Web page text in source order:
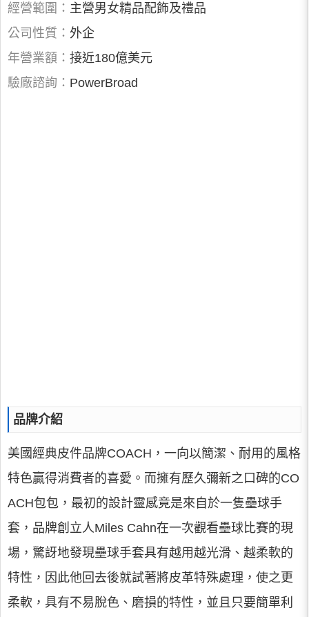
經營範圍： 主營男女精品配飾及禮品
公司性質： 外企
年營業額： 接近180億美元
驗廠諮詢： PowerBroad
品牌介紹
美國經典皮件品牌COACH，一向以簡潔、耐用的風格
特色贏得消費者的喜愛。而擁有歷久彌新之口碑的CO
ACH包包，最初的設計靈感竟是來自於一隻壘球手
套，品牌創立人Miles Cahn在一次觀看壘球比賽的現
場，驚訝地發現壘球手套具有越用越光滑、越柔軟的
特性，因此他回去後就試著將皮革特殊處理，使之更
柔軟，具有不易脫色、磨損的特性，並且只要簡單利